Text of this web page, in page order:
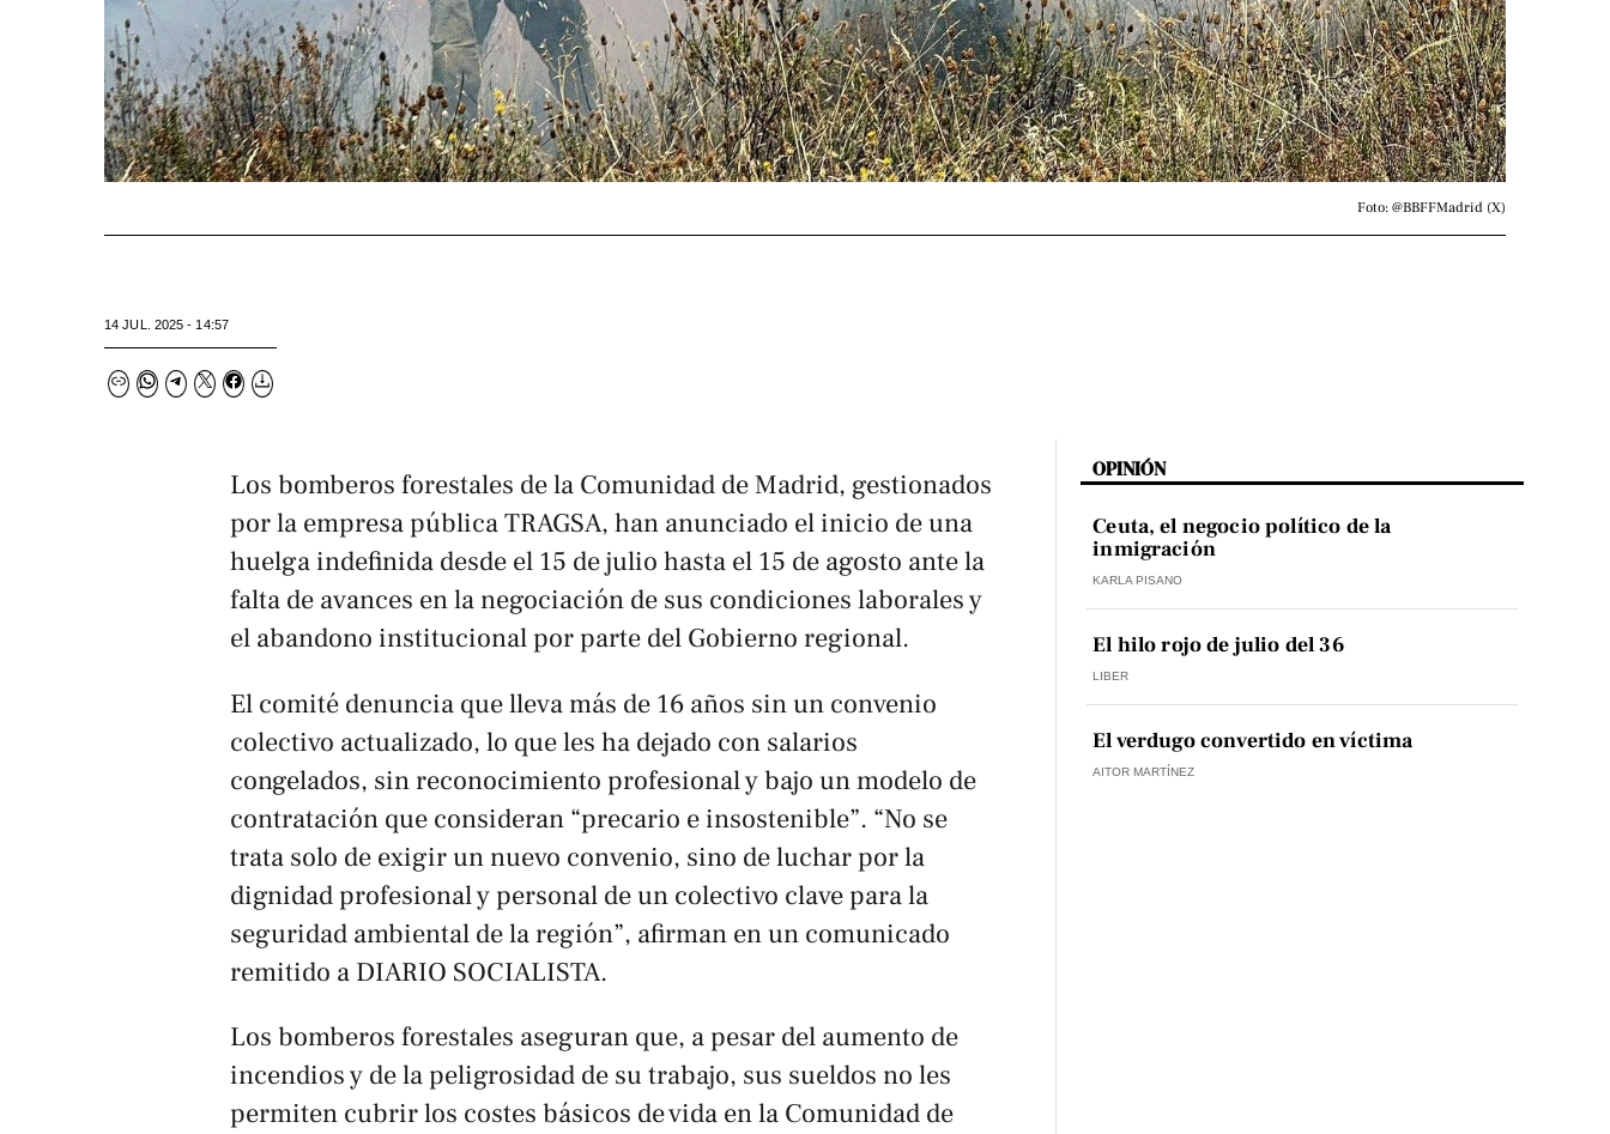
Foto: @BBFFMadrid (X)
14 JUL. 2025 - 14:57
Los bomberos forestales de la Comunidad de Madrid, gestionados
por la empresa pública TRAGSA, han anunciado el inicio de una
huelga indefinida desde el 15 de julio hasta el 15 de agosto ante la
falta de avances en la negociación de sus condiciones laborales y
el abandono institucional por parte del Gobierno regional.
El comité denuncia que lleva más de 16 años sin un convenio
colectivo actualizado, lo que les ha dejado con salarios
congelados, sin reconocimiento profesional y bajo un modelo de
contratación que consideran “precario e insostenible”. “No se
trata solo de exigir un nuevo convenio, sino de luchar por la
dignidad profesional y personal de un colectivo clave para la
seguridad ambiental de la región”, afirman en un comunicado
remitido a DIARIO SOCIALISTA.
Los bomberos forestales aseguran que, a pesar del aumento de
incendios y de la peligrosidad de su trabajo, sus sueldos no les
permiten cubrir los costes básicos de vida en la Comunidad de
OPINIÓN
Ceuta, el negocio político de la
inmigración
KARLA PISANO
El hilo rojo de julio del 36
LIBER
El verdugo convertido en víctima
AITOR MARTÍNEZ